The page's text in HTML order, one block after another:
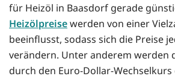
für Heizöl in Baasdorf gerade
Heizölpreisewerden von einer
beeinflusst, sodass sich die Preise
verändern. Unter anderem werden
durch den Euro-Dollar-